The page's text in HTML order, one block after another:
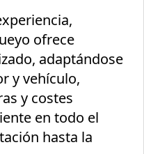
ofrece
adaptándose
y vehículo,
y costes
en todo el
hasta la